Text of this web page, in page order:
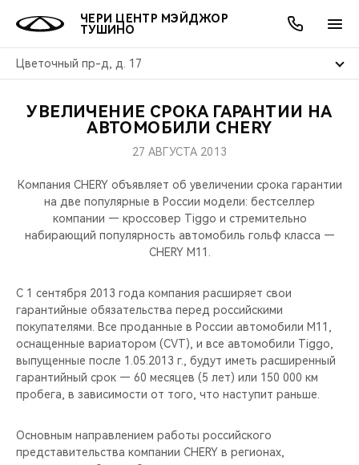
ЧЕРИ ЦЕНТР МЭЙДЖОР
ТУШИНО
Цветочный пр-д, д. 17
МОДЕЛИ
КРОССОВЕРЫ
НОВИНКИ
ПОКУПАТЕЛЯМ
КРЕДИТ И СТРАХОВАНИЕ
ВЛАДЕЛЬЦАМ
ЗАПЧАСТИ И АКСЕССУАРЫ
ПОДДЕРЖКА
МИР CHERY
О БРЕНДЕ
CHERY В СОЦСЕТЯХ
БЛАГОТВОРИТЕЛЬНОСТЬ
CHERY REMOTE
CHERY И СПОРТ
НАШИ МЕРОПРИЯТИЯ
АКЦИИ
ОНЛАЙН СЕРВИСЫ
КРЕДИТ
О КОМПАНИИ
МЫ В СОЦСЕТЯХ
УВЕЛИЧЕНИЕ СРОКА ГАРАНТИИ НА
АВТОМОБИЛИ CHERY
27 АВГУСТА 2013
Компания CHERY объявляет об увеличении срока гарантии
на две популярные в России модели: бестселлер
компании — кроссовер Tiggo и стремительно
набирающий популярность автомобиль гольф класса —
CHERY M11.
С 1 сентября 2013 года компания расширяет свои
гарантийные обязательства перед российскими
покупателями. Все проданные в России автомобили M11,
оснащенные вариатором (CVT), и все автомобили Tiggo,
выпущенные после 1.05.2013 г., будут иметь расширенный
гарантийный срок — 60 месяцев (5 лет) или 150 000 км
пробега, в зависимости от того, что наступит раньше.
Основным направлением работы российского
представительства компании CHERY в регионах,